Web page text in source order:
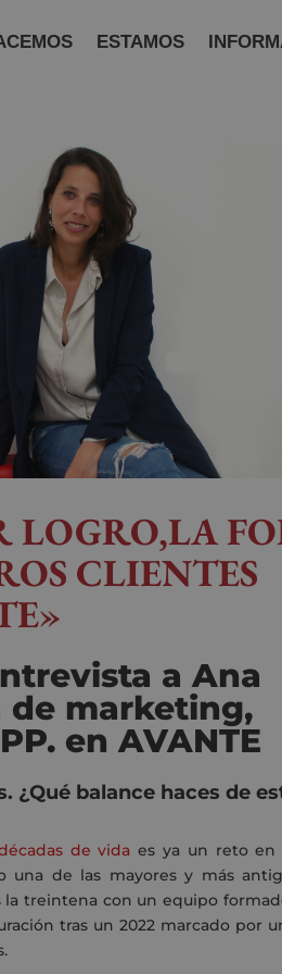
ESTAMOS
LOGRO,LA
CLIENTES
a Ana
de marketing,
en AVANTE
¿Qué balance haces de
de vida es ya un reto en
una de las mayores y más
treintena con un equipo
tras un 2022 marcado por